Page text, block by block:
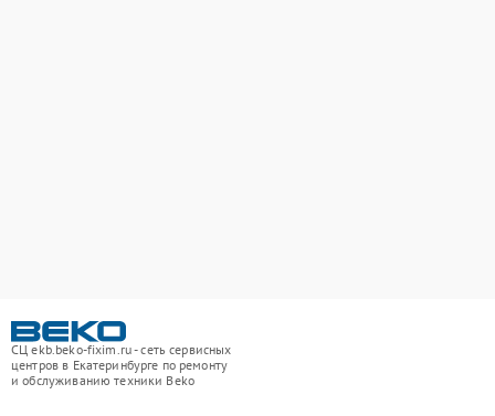
СЦ ekb.beko-fixim.ru - сеть сервисных
центров в Екатеринбурге по ремонту
и обслуживанию техники Beko